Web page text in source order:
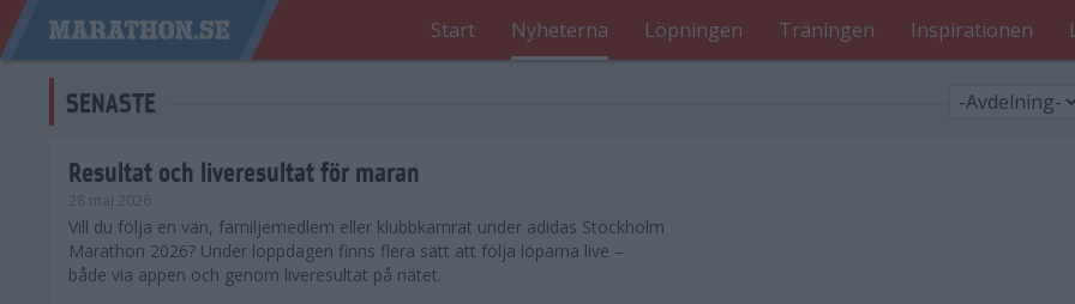
Start Nyheterna Löpningen Träningen Inspirationen
SENASTE
Resultat och liveresultat för maran
28 maj 2026
​Vill du följa en vän, familjemedlem eller klubbkamrat under adidas Stockholm
Marathon 2026? Under loppdagen finns flera sätt att följa löparna live –
både via appen och genom liveresultat på nätet.